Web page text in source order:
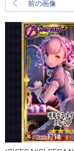
前の画像